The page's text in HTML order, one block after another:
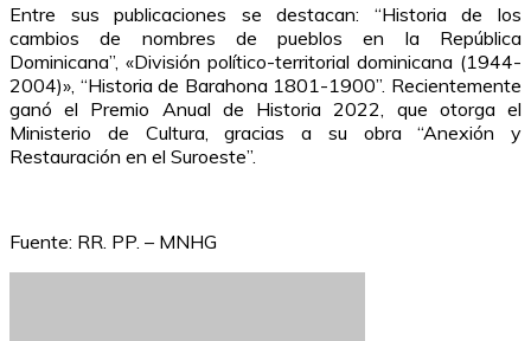
Entre sus publicaciones se destacan: “Historia de los
cambios de nombres de pueblos en la República
Dominicana”, «División político-territorial dominicana (1944-
2004)», “Historia de Barahona 1801-1900”. Recientemente
ganó el Premio Anual de Historia 2022, que otorga el
Ministerio de Cultura, gracias a su obra “Anexión y
Restauración en el Suroeste”.
Fuente: RR. PP. – MNHG